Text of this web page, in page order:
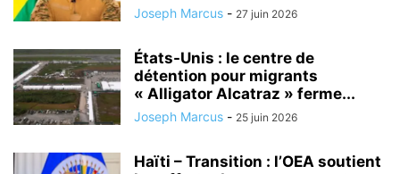
Joseph Marcus - 27 juin 2026
États-Unis : le centre de
détention pour migrants
« Alligator Alcatraz » ferme...
Joseph Marcus - 25 juin 2026
Haïti – Transition : l’OEA soutient